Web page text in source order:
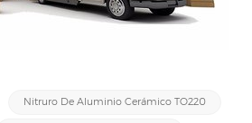
Nitruro De Aluminio Cerámico TO220